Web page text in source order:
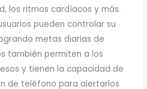
los ritmos cardíacos y más.
pueden controlar su
metas diarias de
también permiten a los
y tienen la capacidad de
de teléfono para alertarlos